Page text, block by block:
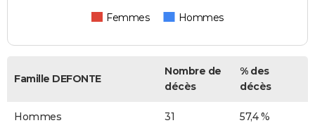
Femmes Hommes
Famille DEFONTE
Nombre de
décès
% des
décès
Hommes 31 57,4 %